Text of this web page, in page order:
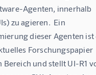
Agenten, innerhalb
zu agieren.  Ein
dieser Agenten
Forschungspapier
und stellt UI-R1